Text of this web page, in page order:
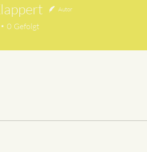
Autor
0 Gefolgt